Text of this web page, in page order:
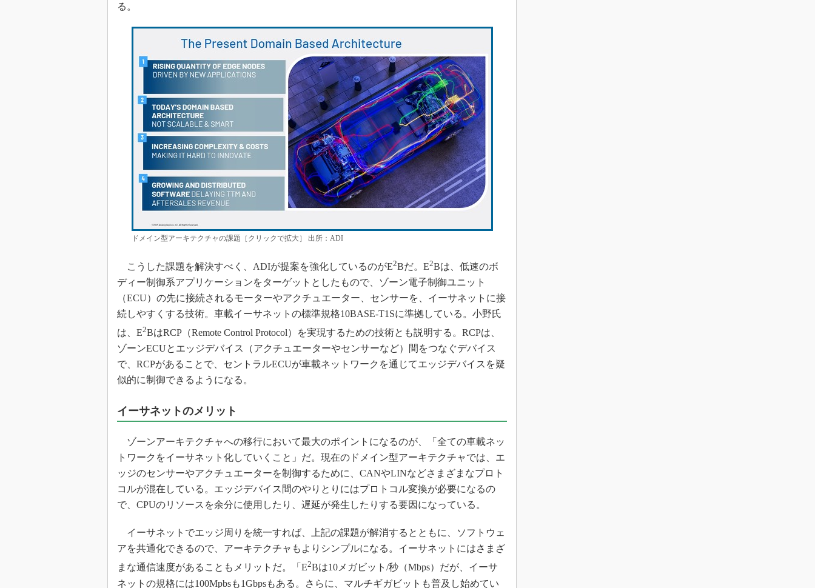
る。
ドメイン型アーキテクチャの課題［クリックで拡大］ 出所：ADI
こうした課題を解決すべく、ADIが提案を強化しているのがE2Bだ。E2Bは、低速のボ
ディー制御系アプリケーションをターゲットとしたもので、ゾーン電子制御ユニット
（ECU）の先に接続されるモーターやアクチュエーター、センサーを、イーサネットに接
続しやすくする技術。車載イーサネットの標準規格10BASE-T1Sに準拠している。小野氏
は、E2BはRCP（Remote Control Protocol）を実現するための技術とも説明する。RCPは、
ゾーンECUとエッジデバイス（アクチュエーターやセンサーなど）間をつなぐデバイス
で、RCPがあることで、セントラルECUが車載ネットワークを通じてエッジデバイスを疑
似的に制御できるようになる。
イーサネットのメリット
ゾーンアーキテクチャへの移行において最大のポイントになるのが、「全ての車載ネッ
トワークをイーサネット化していくこと」だ。現在のドメイン型アーキテクチャでは、エ
ッジのセンサーやアクチュエーターを制御するために、CANやLINなどさまざまなプロト
コルが混在している。エッジデバイス間のやりとりにはプロトコル変換が必要になるの
で、CPUのリソースを余分に使用したり、遅延が発生したりする要因になっている。
イーサネットでエッジ周りを統一すれば、上記の課題が解消するとともに、ソフトウェ
アを共通化できるので、アーキテクチャもよりシンプルになる。イーサネットにはさまざ
まな通信速度があることもメリットだ。「E2Bは10メガビット/秒（Mbps）だが、イーサ
ネットの規格には100Mpbsも1Gbpsもある。さらに、マルチギガビットも普及し始めてい